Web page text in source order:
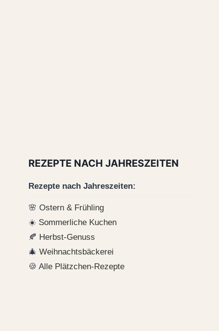
REZEPTE NACH JAHRESZEITEN
Rezepte nach Jahreszeiten:
🌸Ostern & Frühling
☀️ Sommerliche Kuchen
🍂 Herbst-Genuss
🎄Weihnachtsbäckerei
🍪Alle Plätzchen-Rezepte